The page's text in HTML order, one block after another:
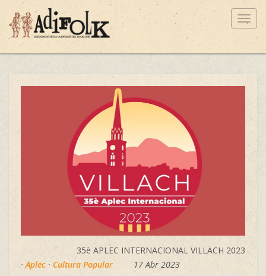
35è APLEC INTERNACIONAL VILLACH 2023
·Aplec · Cultura Popular 17 Abr 2023